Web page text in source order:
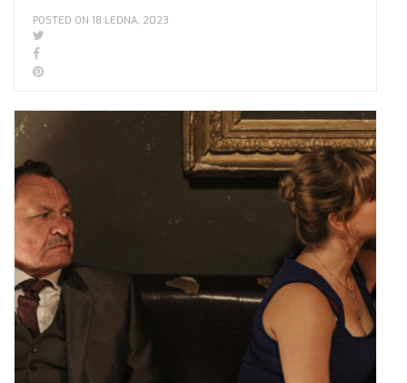
POSTED ON 18 LEDNA, 2023